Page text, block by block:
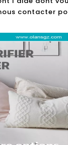
contacter